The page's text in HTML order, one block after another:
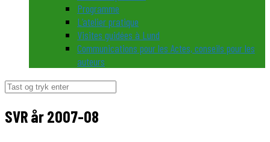
Programme
L’atelier pratique
Visites guidées à Lund
Communications pour les Actes, conseils pour les
auteurs
Søg
SVR år 2007-08